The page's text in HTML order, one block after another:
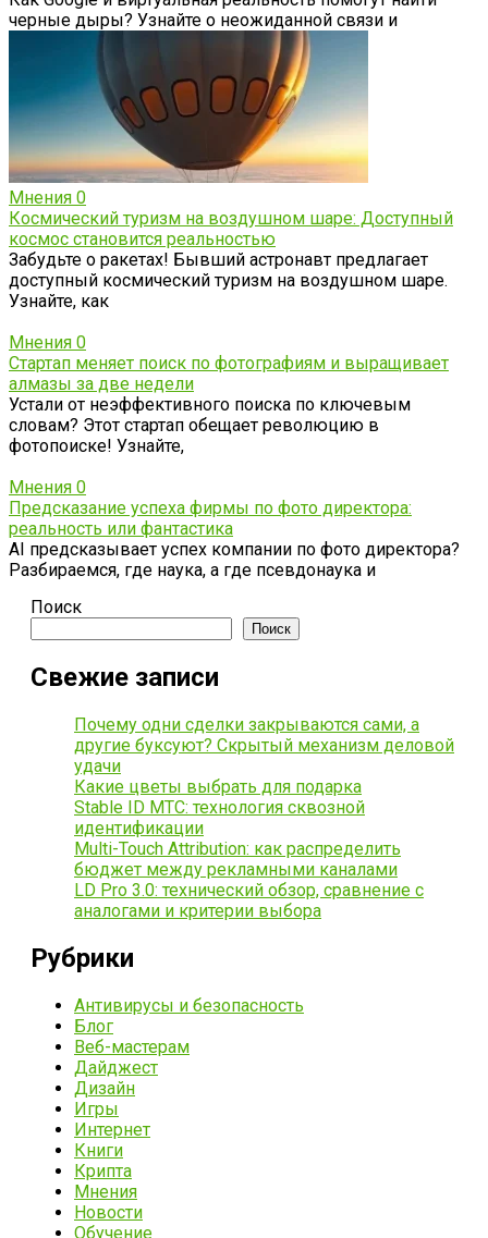
черные дыры? Узнайте о неожиданной связи и
Мнения 0
Космический туризм на воздушном шаре: Доступный
космос становится реальностью
Забудьте о ракетах! Бывший астронавт предлагает
доступный космический туризм на воздушном шаре.
Узнайте, как
Мнения 0
Стартап меняет поиск по фотографиям и выращивает
алмазы за две недели
Устали от неэффективного поиска по ключевым
словам? Этот стартап обещает революцию в
фотопоиске! Узнайте,
Мнения 0
Предсказание успеха фирмы по фото директора:
реальность или фантастика
AI предсказывает успех компании по фото директора?
Разбираемся, где наука, а где псевдонаука и
Поиск
Поиск
Свежие записи
Почему одни сделки закрываются сами, а
другие буксуют? Скрытый механизм деловой
удачи
Какие цветы выбрать для подарка
Stable ID МТС: технология сквозной
идентификации
Multi-Touch Attribution: как распределить
бюджет между рекламными каналами
LD Pro 3.0: технический обзор, сравнение с
аналогами и критерии выбора
Рубрики
Антивирусы и безопасность
Блог
Веб-мастерам
Дайджест
Дизайн
Игры
Интернет
Книги
Крипта
Мнения
Новости
Обучение